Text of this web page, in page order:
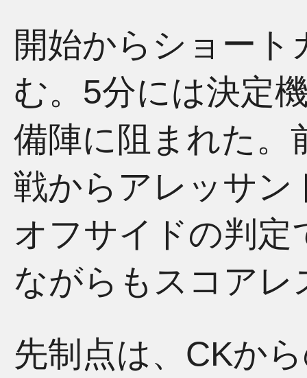
開始からショー
む。5分には決定
備陣に阻まれた。
戦からアレッサン
オフサイドの判定
ながらもスコアレ
先制点は、CKか